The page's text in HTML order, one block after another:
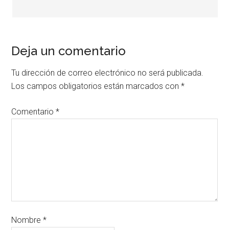
Deja un comentario
Tu dirección de correo electrónico no será publicada.
Los campos obligatorios están marcados con*
Comentario*
Nombre*